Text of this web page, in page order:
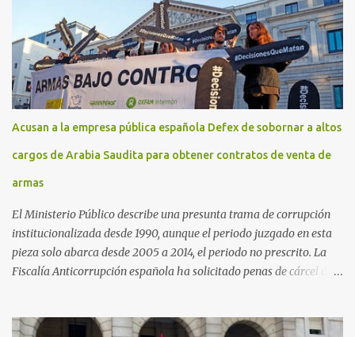
Acusan a la empresa pública española Defex de sobornar a altos
cargos de Arabia Saudita para obtener contratos de venta de
armas
El Ministerio Público describe una presunta trama de corrupción
institucionalizada desde 1990, aunque el periodo juzgado en esta
pieza solo abarca desde 2005 a 2014, el periodo no prescrito. La
Fiscalía Anticorrupción española ha solicitado penas de cárcel de
Arabia Saudita a través de la empresa pública española Defex,